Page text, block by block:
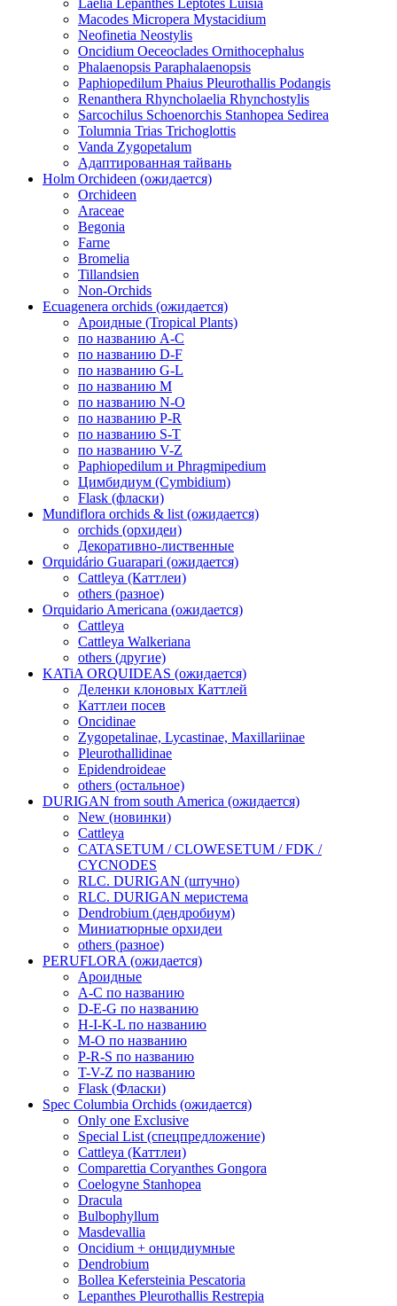
Laelia Lepanthes Leptotes Luisia
Macodes Micropera Mystacidium
Neofinetia Neostylis
Oncidium Oeceoclades Ornithocephalus
Phalaenopsis Paraphalaenopsis
Paphiopedilum Phaius Pleurothallis Podangis
Renanthera Rhyncholaelia Rhynchostylis
Sarcochilus Schoenorchis Stanhopea Sedirea
Tolumnia Trias Trichoglottis
Vanda Zygopetalum
Адаптированная тайвань
Holm Orchideen (ожидается)
Orchideen
Araceae
Begonia
Farne
Bromelia
Tillandsien
Non-Orchids
Ecuagenera orchids (ожидается)
Ароидные (Tropical Plants)
по названию A-C
по названию D-F
по названию G-L
по названию M
по названию N-O
по названию P-R
по названию S-T
по названию V-Z
Paphiopedilum и Phragmipedium
Цимбидиум (Cymbidium)
Flask (фласки)
Mundiflora orchids & list (ожидается)
orchids (орхидеи)
Декоративно-лиственные
Orquidário Guarapari (ожидается)
Cattleya (Каттлеи)
others (разное)
Orquidario Americana (ожидается)
Cattleya
Cattleya Walkeriana
others (другие)
KATiA ORQUIDEAS (ожидается)
Деленки клоновых Каттлей
Каттлеи посев
Oncidinae
Zygopetalinae, Lycastinae, Maxillariinae
Pleurothallidinae
Epidendroideae
others (остальное)
DURIGAN from south America (ожидается)
New (новинки)
Cattleya
CATASETUM / CLOWESETUM / FDK /
CYCNODES
RLC. DURIGAN (штучно)
RLC. DURIGAN меристема
Dendrobium (дендробиум)
Миниатюрные орхидеи
others (разное)
PERUFLORA (ожидается)
Ароидные
A-C по названию
D-E-G по названию
H-I-K-L по названию
M-O по названию
P-R-S по названию
T-V-Z по названию
Flask (Фласки)
Spec Columbia Orchids (ожидается)
Only one Exclusive
Special List (спецпредложение)
Cattleya (Каттлеи)
Comparettia Coryanthes Gongora
Coelogyne Stanhopea
Dracula
Bulbophyllum
Masdevallia
Oncidium + онцидиумные
Dendrobium
Bollea Kefersteinia Pescatoria
Lepanthes Pleurothallis Restrepia